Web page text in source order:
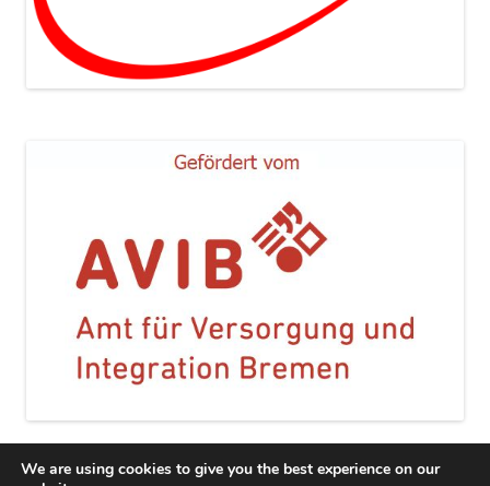
We are using cookies to give you the best experience on our